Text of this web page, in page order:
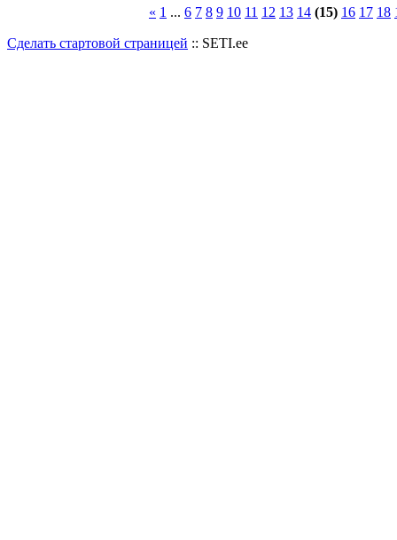
« 1 ... 6 7 8 9 10 11 12 13 14 (15) 16 17 18
Сделать стартовой страницей :: SETI.ee